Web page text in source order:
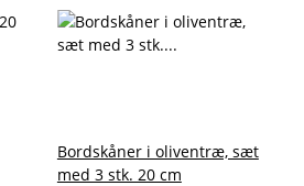
Bordskåner i oliventræ, sæt
med 3 stk. 20 cm